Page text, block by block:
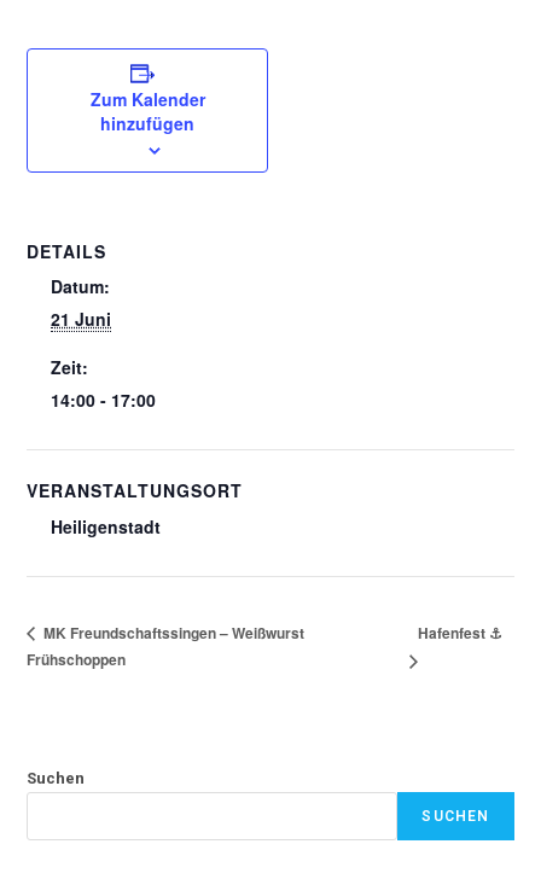
Zum Kalender
hinzufügen
DETAILS
Datum:
21 Juni
Zeit:
14:00 - 17:00
VERANSTALTUNGSORT
Heiligenstadt
MK Freundschaftssingen – Weißwurst
Frühschoppen
Hafenfest ⚓
Suchen
SUCHEN